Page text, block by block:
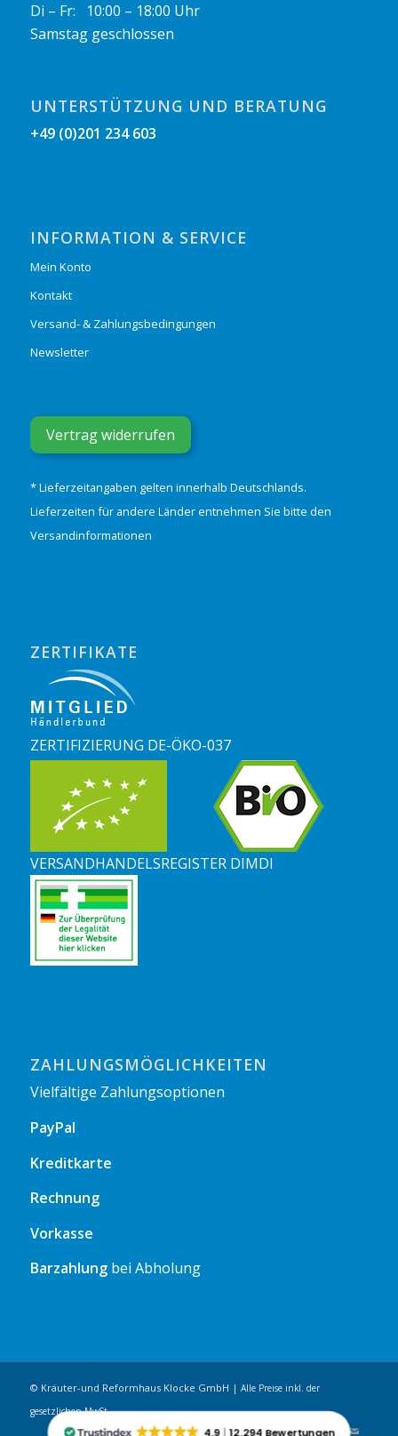
4.9 12.294 Bewertungen
Di – Fr: 10:00 – 18:00 Uhr
Samstag geschlossen
UNTERSTÜTZUNG UND BERATUNG
+49 (0)201 234 603
INFORMATION & SERVICE
Mein Konto
Kontakt
Versand- & Zahlungsbedingungen
Newsletter
Vertrag widerrufen
* Lieferzeitangaben gelten innerhalb Deutschlands.
Lieferzeiten für andere Länder entnehmen Sie bitte den
Versandinformationen
ZERTIFIKATE
ZERTIFIZIERUNG DE-ÖKO-037
VERSANDHANDELSREGISTER DIMDI
ZAHLUNGSMÖGLICHKEITEN
Vielfältige Zahlungsoptionen
PayPal
Kreditkarte
Rechnung
Vorkasse
Barzahlungbei Abholung
© Kräuter-und Reformhaus Klocke GmbH | Alle Preise inkl. der
gesetzlichen MwSt.